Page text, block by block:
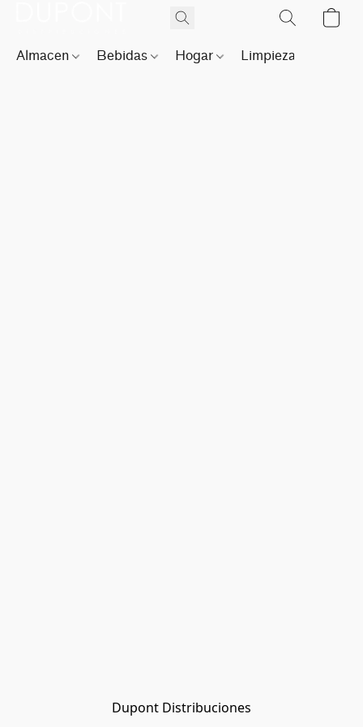
Almacen Bebidas Hogar Limpieza
Dupont Distribuciones